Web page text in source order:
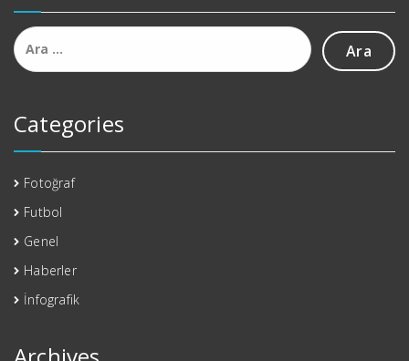
Arama:
Categories
Fotoğraf
Futbol
Genel
Haberler
İnfografik